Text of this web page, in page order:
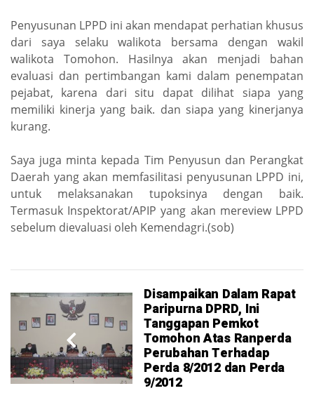
Penyusunan LPPD ini akan mendapat perhatian khusus
dari saya selaku walikota bersama dengan wakil
walikota Tomohon. Hasilnya akan menjadi bahan
evaluasi dan pertimbangan kami dalam penempatan
pejabat, karena dari situ dapat dilihat siapa yang
memiliki kinerja yang baik. dan siapa yang kinerjanya
kurang.
Saya juga minta kepada Tim Penyusun dan Perangkat
Daerah yang akan memfasilitasi penyusunan LPPD ini,
untuk melaksanakan tupoksinya dengan baik.
Termasuk Inspektorat/APIP yang akan mereview LPPD
sebelum dievaluasi oleh Kemendagri.(sob)
Disampaikan Dalam Rapat
Paripurna DPRD, Ini
Tanggapan Pemkot
Tomohon Atas Ranperda
Perubahan Terhadap
Perda 8/2012 dan Perda
9/2012